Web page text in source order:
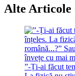
Alte Articole
”-Ți-ai făcut